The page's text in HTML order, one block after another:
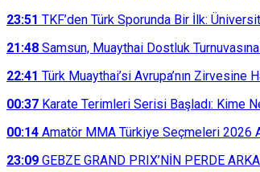
23:51 TKF’den Türk Sporunda Bir İlk:
21:48 Samsun, Muaythai Dostluk
22:41 Türk Muaythai’si Avrupa’nın Zirvesine
00:37 Karate Terimleri Serisi Başladı: Kime
00:14 Amatör MMA Türkiye Seçmeleri 2026
23:09 GEBZE GRAND PRIX’NİN PERDE